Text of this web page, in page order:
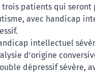
trois patients qui seront
avec handicap
intellectuel
d’origine
dépressif sévère,